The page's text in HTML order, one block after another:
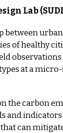
Lab
of healthy
at a
the carbon
and
can